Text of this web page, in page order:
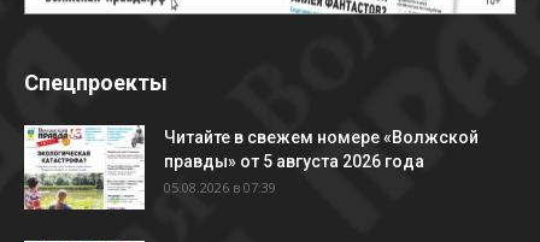
Спецпроекты
Читайте в свежем номере «Волжской
правды» от 5 августа 2026 года
05.08.2026 в 07:39